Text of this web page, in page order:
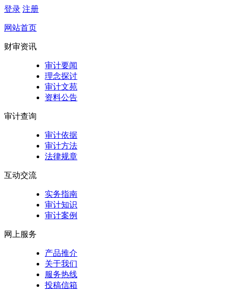
登录 注册
网站首页
财审资讯
审计要闻
理念探讨
审计文苑
资料公告
审计查询
审计依据
审计方法
法律规章
互动交流
实务指南
审计知识
审计案例
网上服务
产品推介
关于我们
服务热线
投稿信箱